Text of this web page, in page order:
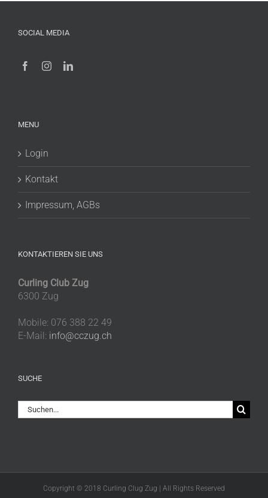
SOCIAL MEDIA
MENU
Login
Kontakt
Impressum, AGBs
KONTAKTIEREN SIE UNS
Curling Club Zug
6300 Zug
Mobile: 076 388 22 49
E-Mail: info@cczug.ch
SUCHE
Suche
nach:
Copyright © 2018 Curling Clug Zug | All Rights Reserved